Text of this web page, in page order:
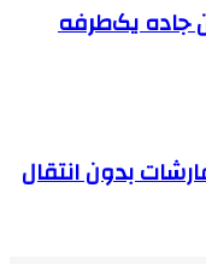
این جاده یک‌طرفه
بدون انتقال